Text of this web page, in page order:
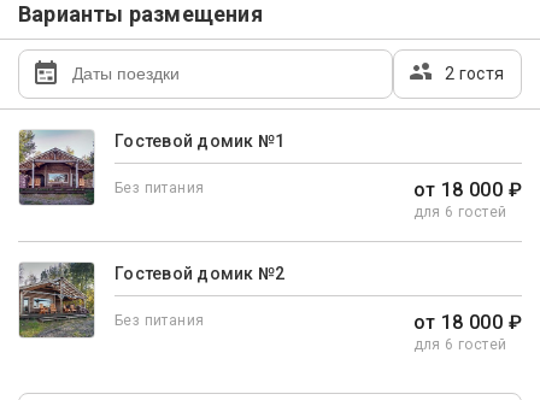
Варианты размещения
2 гостя
Гостевой домик №1
Без питания от 18 000 ₽
для 6 гостей
Гостевой домик №2
Без питания от 18 000 ₽
для 6 гостей